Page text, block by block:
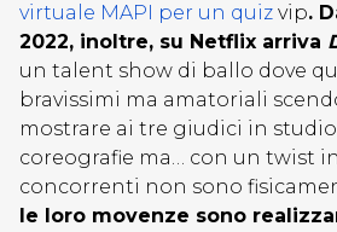
virtuale MAPI per un quiz vip.
2022, inoltre, su Netflix arriva
un talent show di ballo dove
bravissimi ma amatoriali
mostrare ai tre giudici in
coreografie ma… con un twist
concorrenti non sono
le loro movenze sono